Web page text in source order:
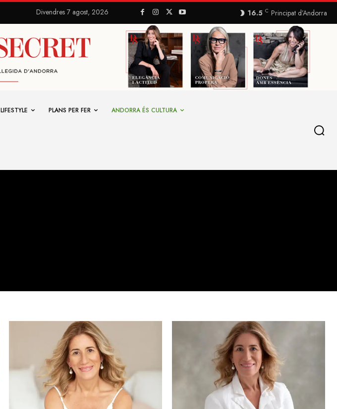
Divendres 7 agost, 2026 16.5 C Principat d’Andorra
LIFESTYLE PLANS PER FER ANDORRA ÉS CULTURA